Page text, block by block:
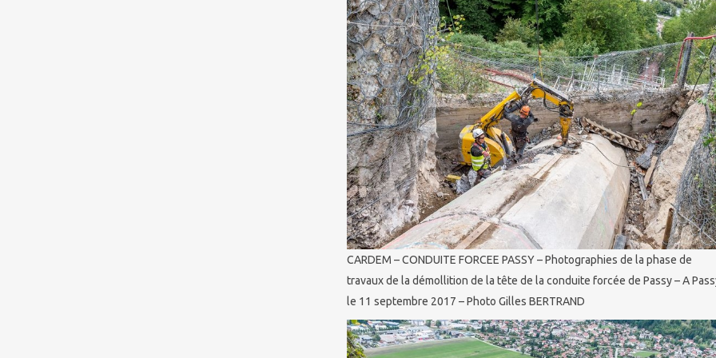
CARDEM – CONDUITE FORCEE PASSY – Photographies de la phase de
travaux de la démollition de la tête de la conduite forcée de Passy – A
le 11 septembre 2017 – Photo Gilles BERTRAND